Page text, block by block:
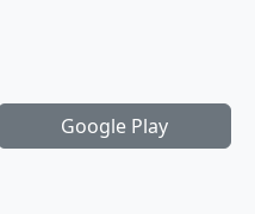
Google Play